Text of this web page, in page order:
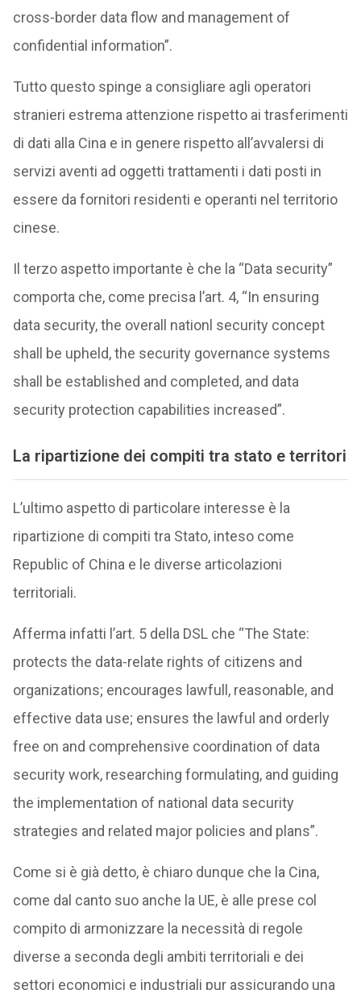
cross-border data flow and management of
confidential information”.
Tutto questo spinge a consigliare agli operatori
stranieri estrema attenzione rispetto ai trasferimenti
di dati alla Cina e in genere rispetto all’avvalersi di
servizi aventi ad oggetti trattamenti i dati posti in
essere da fornitori residenti e operanti nel territorio
cinese.
Il terzo aspetto importante è che la “Data security”
comporta che, come precisa l’art. 4, “In ensuring
data security, the overall nationl security concept
shall be upheld, the security governance systems
shall be established and completed, and data
security protection capabilities increased”.
La ripartizione dei compiti tra stato e territori
L’ultimo aspetto di particolare interesse è la
ripartizione di compiti tra Stato, inteso come
Republic of China e le diverse articolazioni
territoriali.
Afferma infatti l’art. 5 della DSL che “The State:
protects the data-relate rights of citizens and
organizations; encourages lawfull, reasonable, and
effective data use; ensures the lawful and orderly
free on and comprehensive coordination of data
security work, researching formulating, and guiding
the implementation of national data security
strategies and related major policies and plans”.
Come si è già detto, è chiaro dunque che la Cina,
come dal canto suo anche la UE, è alle prese col
compito di armonizzare la necessità di regole
diverse a seconda degli ambiti territoriali e dei
settori economici e industriali pur assicurando una